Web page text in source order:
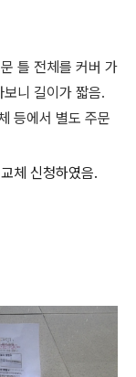
틀 전체를 커버 가
니 길이가 짧음.
등에서 별도 주문
체 신청하였음.